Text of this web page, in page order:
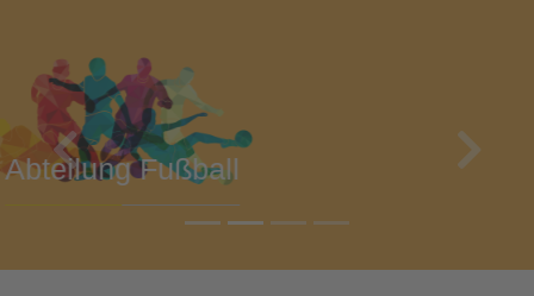
Abteilung Turnen
Previous